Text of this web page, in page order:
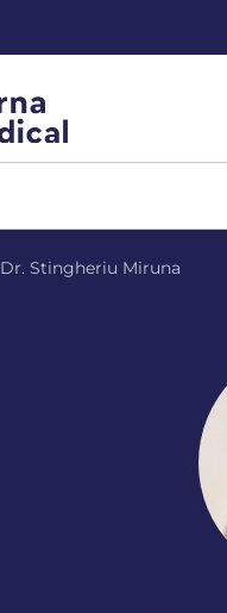
Dr. Stingheriu Miruna